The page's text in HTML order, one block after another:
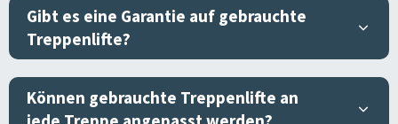
Gibt es eine Garantie auf gebrauchte
Treppenlifte?
Können gebrauchte Treppenlifte an